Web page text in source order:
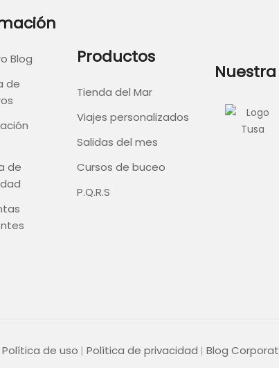
Blog
de
de
Productos
Tienda del Mar
Viajes personalizados
Salidas del mes
Cursos de buceo
P.Q.R.S
Política de uso Política de privacidad Blog